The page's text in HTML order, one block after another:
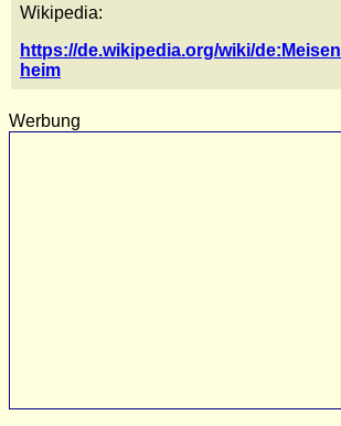
Wikipedia:
https://de.wikipedia.org/wiki/de:Meisen
heim
Werbung